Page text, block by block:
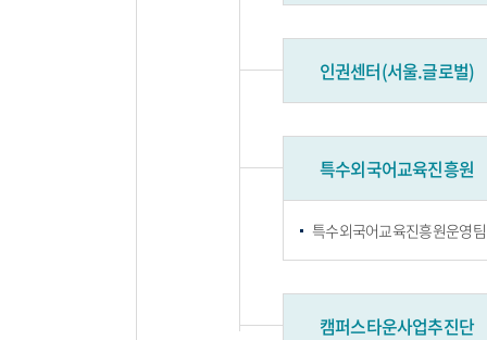
인권센터(서울.글로벌)
특수외국어교육진흥원
특수외국어교육진흥원운영팀
캠퍼스타운사업추진단